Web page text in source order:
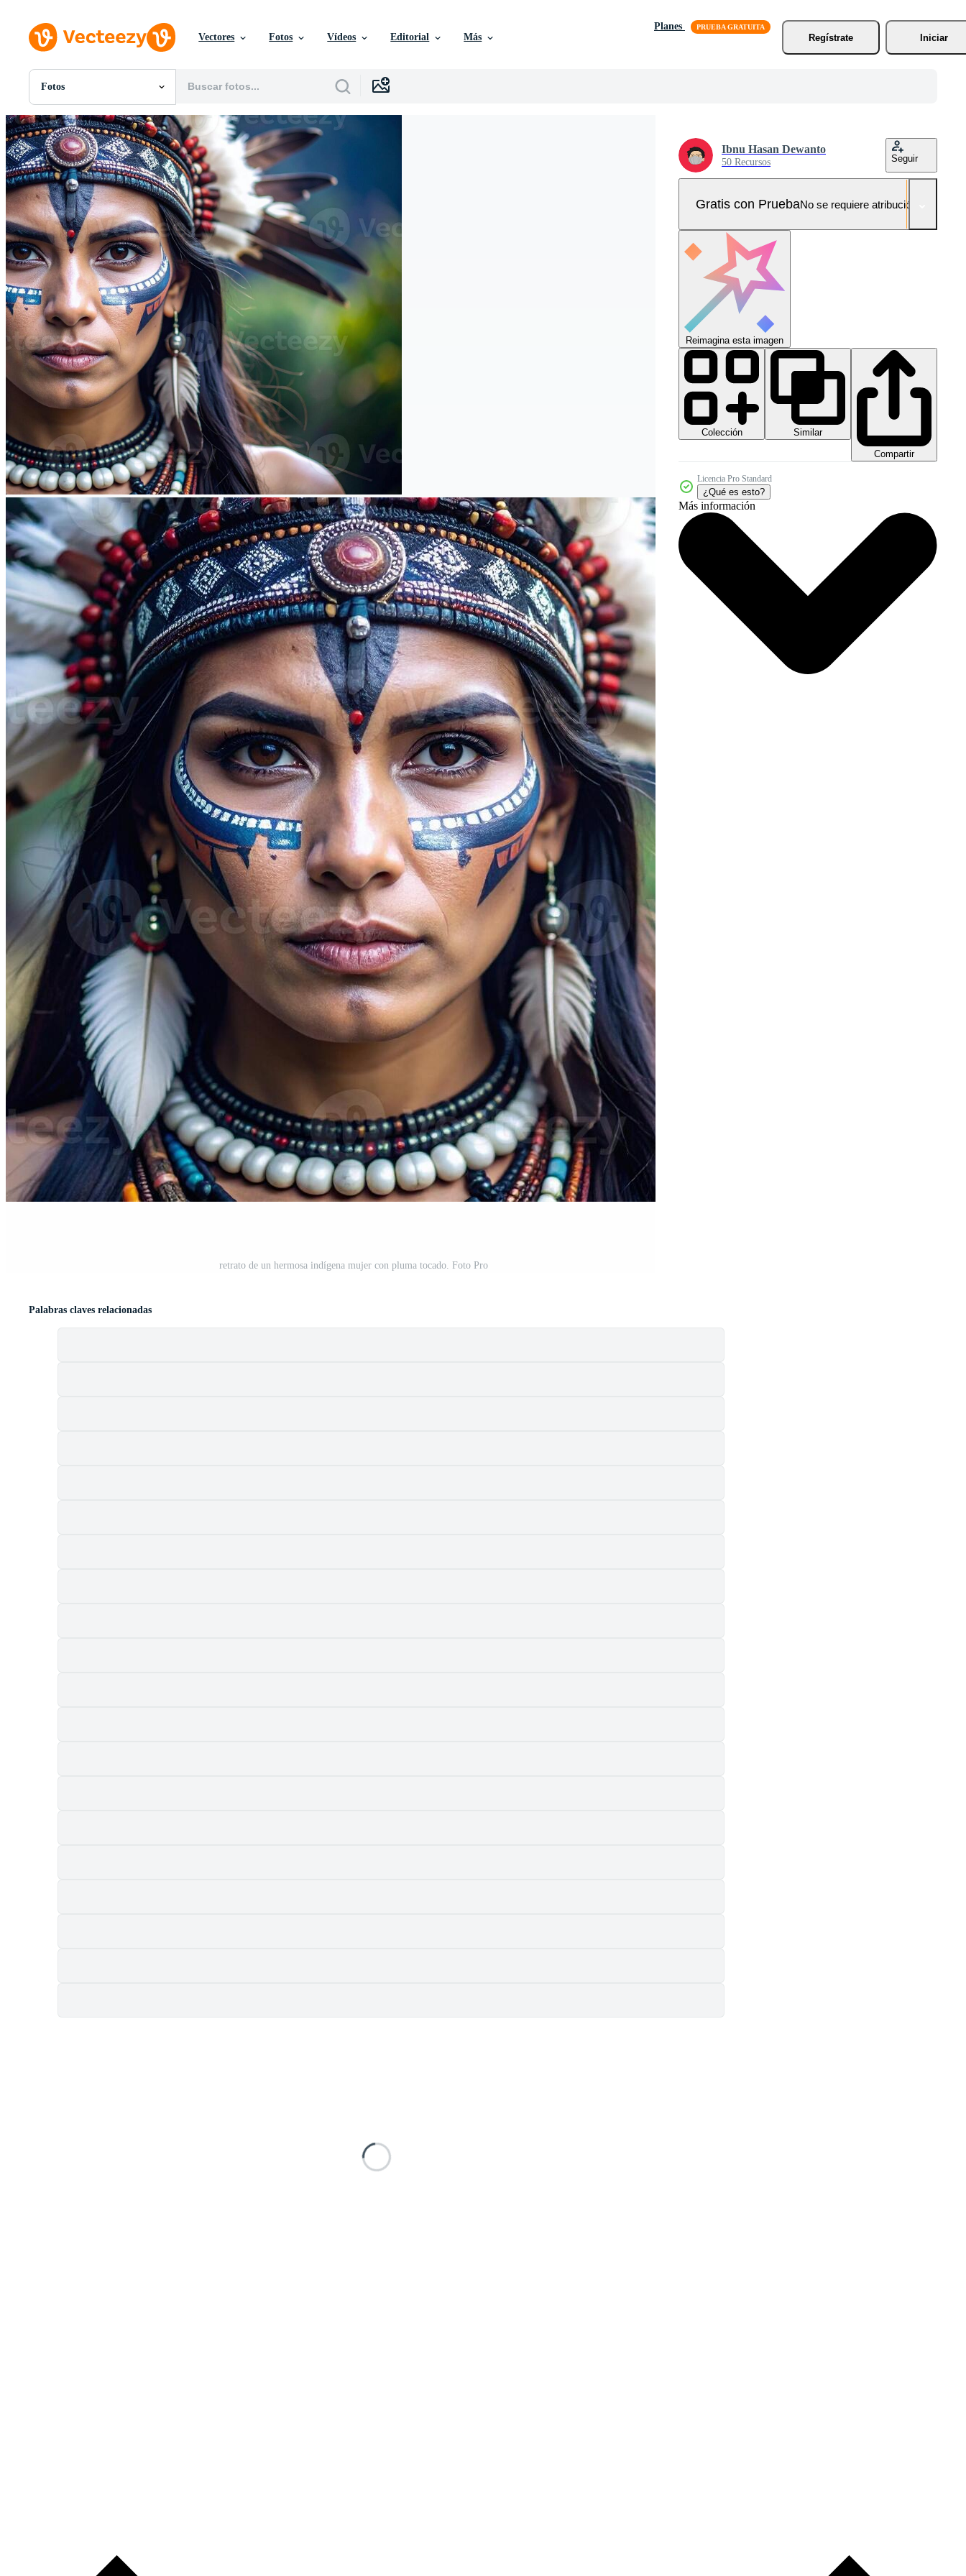
Vectores Fotos Vídeos Editorial Más
Planes
Regístrate
Iniciar
Fotos
Todas Imágenes
Fotos
PNGs
PSDs
SVGs
Plantillas
Vectores
Videos
Gráficos en Movimiento
Imágenes Editoriales
Eventos Editoriales
retrato de un hermosa indígena mujer con pluma tocado. Foto Pro
Ibnu Hasan Dewanto
50 Recursos Seguir
Gratis con PruebaNo se requiere atribución!
Reimagina esta imagen
Colección
Similar
Compartir
Licencia Pro Standard
¿Qué es esto?
Más información
Palabras claves relacionadas